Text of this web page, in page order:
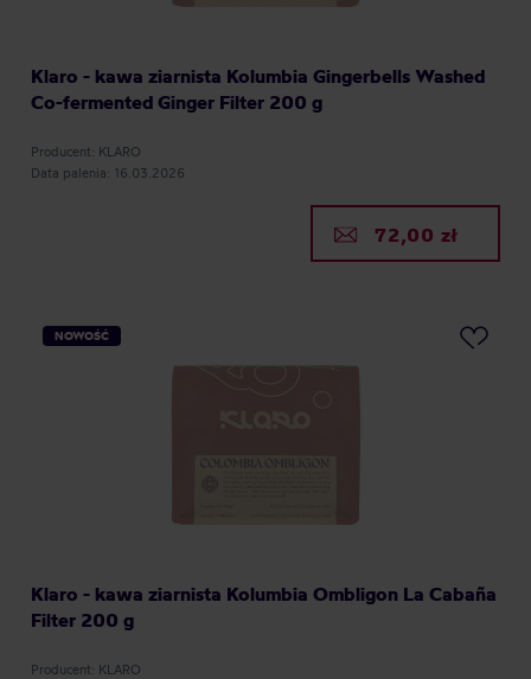
Klaro - kawa ziarnista Kolumbia Gingerbells Washed
Co-fermented Ginger Filter 200 g
Producent: KLARO
Data palenia: 16.03.2026
72,00 zł
NOWOŚĆ
Klaro - kawa ziarnista Kolumbia Ombligon La ​​Cabaña
Filter 200 g
Producent: KLARO